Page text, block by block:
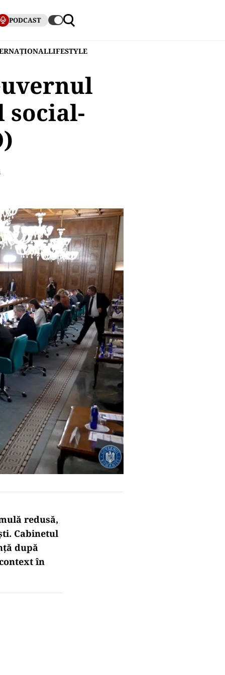
PODCAST
LIFESTYLE
social-
redusă,
Cabinetul
după
în